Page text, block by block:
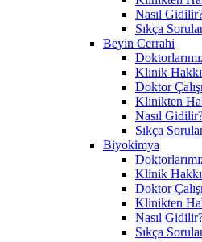
Nasıl
Sıkça
Beyin Cerrahi
Klinik
Doktor
Klinikten
Nasıl
Sıkça
Biyokimya
Klinik
Doktor
Klinikten
Nasıl
Sıkça